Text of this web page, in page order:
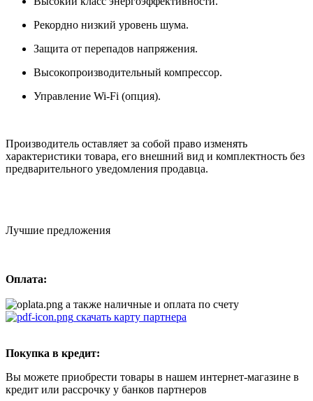
Рекордно низкий уровень шума.
Защита от перепадов напряжения.
Высокопроизводительный компрессор.
Управление Wi-Fi (опция).
Производитель оставляет за собой право изменять
характеристики товара, его внешний вид и комплектность без
предварительного уведомления продавца.
Лучшие предложения
Оплата:
а также наличные и оплата по счету
скачать карту партнера
Покупка в кредит:
Вы можете приобрести товары в нашем интернет-магазине в
кредит или рассрочку у банков партнеров